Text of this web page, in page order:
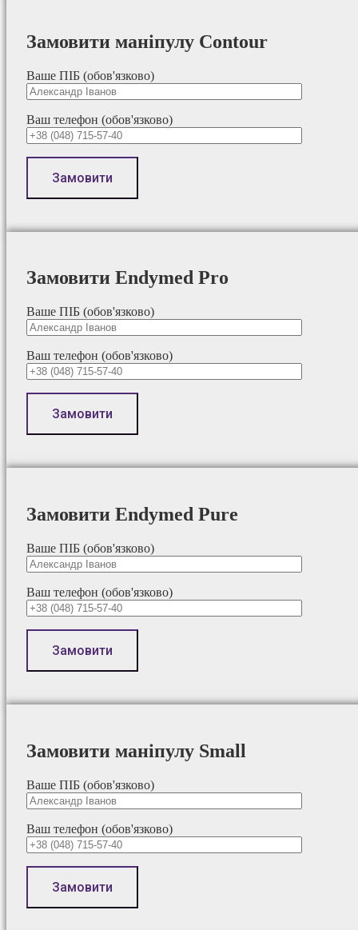
Замовити маніпулу Contour
Ваше ПІБ (обов'язково)
Ваш телефон (обов'язково)
Замовити Endymed Pro
Ваше ПІБ (обов'язково)
Ваш телефон (обов'язково)
Замовити Endymed Pure
Ваше ПІБ (обов'язково)
Ваш телефон (обов'язково)
Замовити маніпулу Small
Ваше ПІБ (обов'язково)
Ваш телефон (обов'язково)